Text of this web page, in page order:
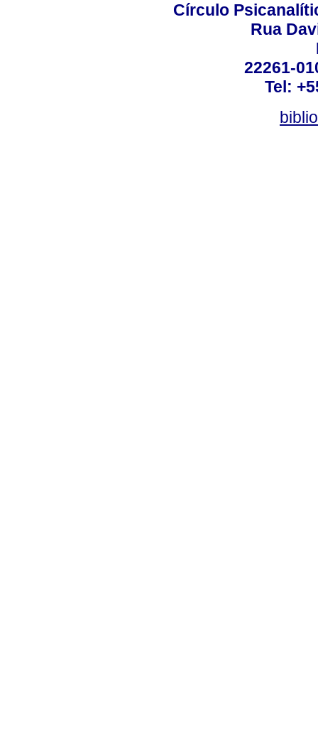
Círculo
Rua
22261-
Tel: